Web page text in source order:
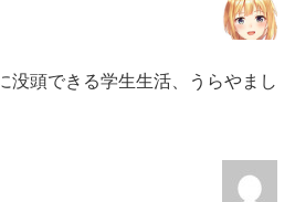
没頭できる学生生活、うらやまし